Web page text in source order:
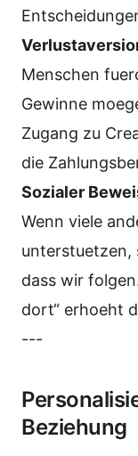
Menschen
Gewinne
Zugang zu
die
Sozialer
Wenn viele
unterstuetzen,
dass wir
dort“ erhoeht
---
Beziehung